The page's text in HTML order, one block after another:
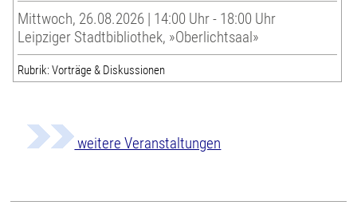
Mittwoch, 26.08.2026 | 14:00 Uhr - 18:00 Uhr
Leipziger Stadtbibliothek, »Oberlichtsaal»
Rubrik: Vorträge & Diskussionen
weitere Veranstaltungen